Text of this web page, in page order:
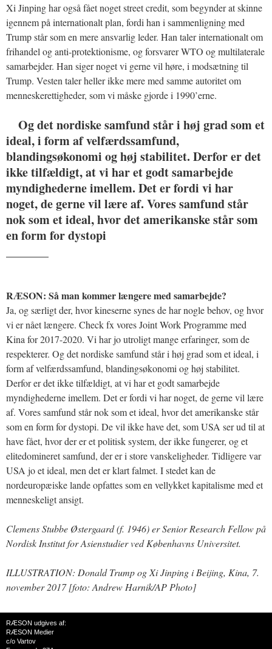
Xi Jinping har også fået noget street credit, som begynder at skinne
igennem på internationalt plan, fordi han i sammenligning med
Trump står som en mere ansvarlig leder. Han taler internationalt om
frihandel og anti-protektionisme, og forsvarer WTO og multilaterale
samarbejder. Han siger noget vi gerne vil høre, i modsætning til
Trump. Vesten taler heller ikke mere med samme autoritet om
menneskerettigheder, som vi måske gjorde i 1990’erne.
Og det nordiske samfund står i høj grad som et
ideal, i form af velfærdssamfund,
blandingsøkonomi og høj stabilitet. Derfor er det
ikke tilfældigt, at vi har et godt samarbejde
myndighederne imellem. Det er fordi vi har
noget, de gerne vil lære af. Vores samfund står
nok som et ideal, hvor det amerikanske står som
en form for dystopi
RÆSON: Så man kommer længere med samarbejde?
Ja, og særligt der, hvor kineserne synes de har nogle behov, og hvor
vi er nået længere. Check fx vores Joint Work Programme med
Kina for 2017-2020. Vi har jo utroligt mange erfaringer, som de
respekterer. Og det nordiske samfund står i høj grad som et ideal, i
form af velfærdssamfund, blandingsøkonomi og høj stabilitet.
Derfor er det ikke tilfældigt, at vi har et godt samarbejde
myndighederne imellem. Det er fordi vi har noget, de gerne vil lære
af. Vores samfund står nok som et ideal, hvor det amerikanske står
som en form for dystopi. De vil ikke have det, som USA ser ud til at
have fået, hvor der er et politisk system, der ikke fungerer, og et
elitedomineret samfund, der er i store vanskeligheder. Tidligere var
USA jo et ideal, men det er klart falmet. I stedet kan de
nordeuropæiske lande opfattes som en vellykket kapitalisme med et
menneskeligt ansigt.
Clemens Stubbe Østergaard (f. 1946) er Senior Research Fellow på
Nordisk Institut for Asienstudier ved Københavns Universitet.
ILLUSTRATION: Donald Trump og Xi Jinping i Beijing, Kina, 7.
november 2017 [foto: Andrew Harnik/AP Photo]
RÆSON udgives af:
RÆSON Medier
c/o Vartov